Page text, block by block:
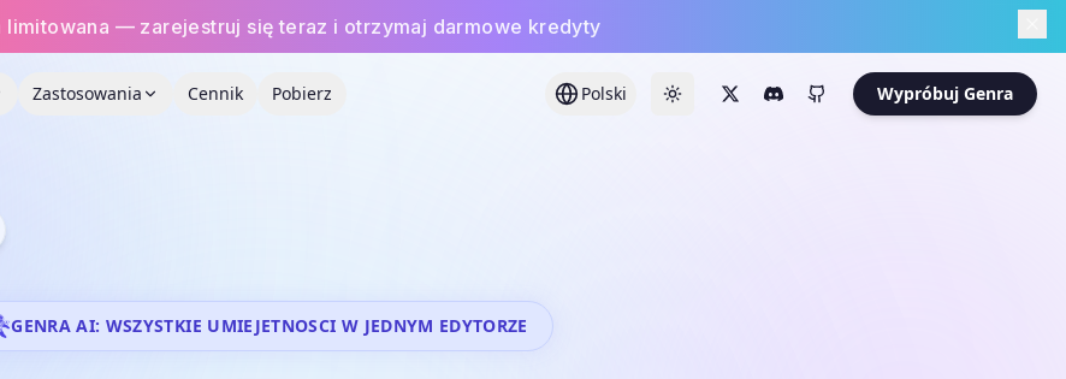
limitowana — zarejestruj się teraz i otrzymaj darmowe kredyty
Zastosowania Cennik Pobierz Polski Wypróbuj Genra
GENRA AI: WSZYSTKIE UMIEJETNOSCI W JEDNYM EDYTORZE